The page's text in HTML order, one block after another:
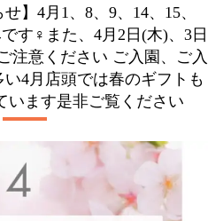
】4月1、8、9、14、15、
す‍♀️また、4月2日(木)、3日
注意ください️ ご入園、ご入
4月店頭では春のギフトも
います是非ご覧ください️